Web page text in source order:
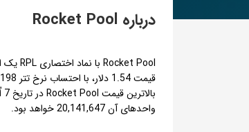
درباره Rocket Pool
واحدهای آن 20,141,647 خواهد بود.